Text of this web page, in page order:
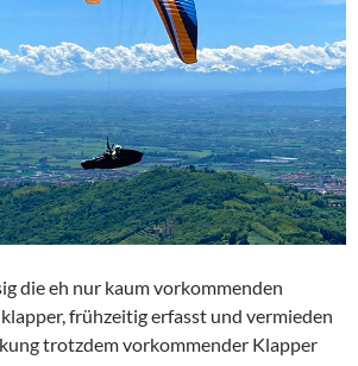
die eh nur kaum vorkommenden
frühzeitig erfasst und vermieden
trotzdem vorkommender Klapper